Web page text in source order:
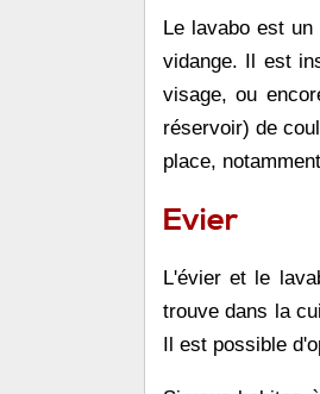
Le lavabo est
vidange. Il est
visage, ou
réservoir) de
place,
Evier
L'évier et le
trouve dans la
Il est possible